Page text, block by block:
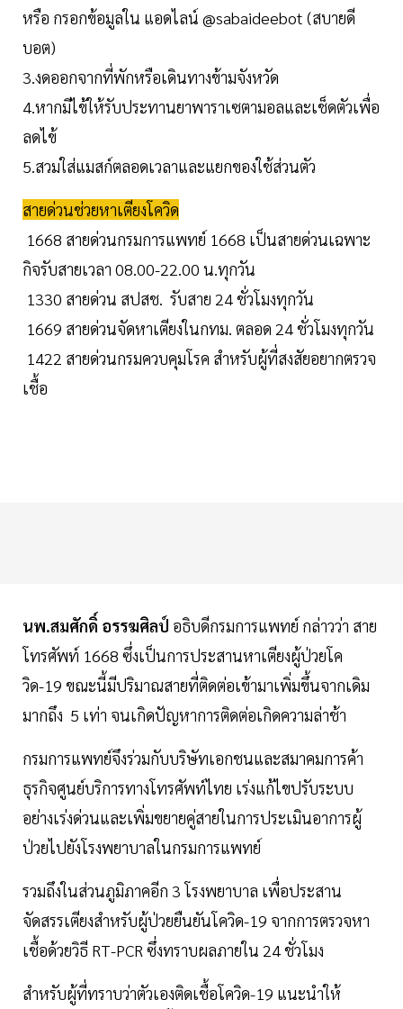
หรือ กรอกข้อมูลใน แอดไลน์ @sabaideebot (สบายดี
บอต)
3.งดออกจากที่พักหรือเดินทางข้ามจังหวัด
4.หากมีไข้ให้รับประทานยาพาราเซตามอลและเช็ดตัวเพื่อ
ลดไข้
5.สวมใส่แมสก์ตลอดเวลาและแยกของใช้ส่วนตัว
สายด่วนช่วยหาเตียงโควิด
1668 สายด่วนกรมการแพทย์ 1668 เป็นสายด่วนเฉพาะ
กิจรับสายเวลา 08.00-22.00 น.ทุกวัน
1330 สายด่วน สปสช. รับสาย 24 ชั่วโมงทุกวัน
1669 สายด่วนจัดหาเตียงในกทม. ตลอด 24 ชั่วโมงทุกวัน
1422 สายด่วนกรมควบคุมโรค สำหรับผู้ที่สงสัยอยากตรวจ
เชื้อ
นพ.สมศักดิ์ อรรฆศิลป์ อธิบดีกรมการแพทย์ กล่าวว่า สาย
โทรศัพท์ 1668 ซึ่งเป็นการประสานหาเตียงผู้ป่วยโค
วิด-19 ขณะนี้มีปริมาณสายที่ติดต่อเข้ามาเพิ่มขึ้นจากเดิม
มากถึง 5 เท่า จนเกิดปัญหาการติดต่อเกิดความล่าช้า
กรมการแพทย์จึงร่วมกับบริษัทเอกชนและสมาคมการค้า
ธุรกิจศูนย์บริการทางโทรศัพท์ไทย เร่งแก้ไขปรับระบบ
อย่างเร่งด่วนและเพิ่มขยายคู่สายในการประเมินอาการผู้
ป่วยไปยังโรงพยาบาลในกรมการแพทย์
รวมถึงในส่วนภูมิภาคอีก 3 โรงพยาบาล เพื่อประสาน
จัดสรรเตียงสำหรับผู้ป่วยยืนยันโควิด-19 จากการตรวจหา
เชื้อด้วยวิธี RT-PCR ซึ่งทราบผลภายใน 24 ชั่วโมง
สำหรับผู้ที่ทราบว่าตัวเองติดเชื้อโควิด-19 แนะนำให้